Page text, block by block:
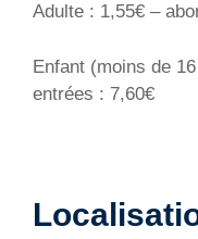
Adulte : 1,55€ –
Enfant (moins de
entrées : 7,60€